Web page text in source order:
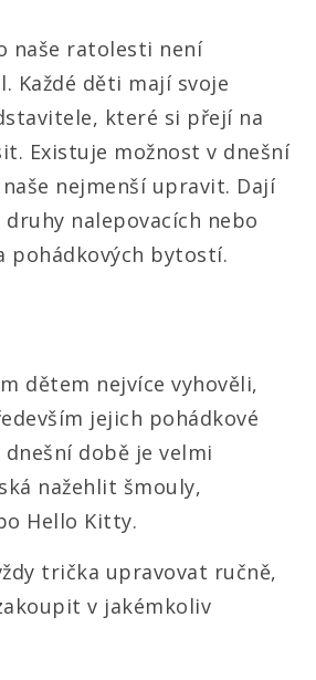
naše ratolesti není
Každé děti mají svoje
které si přejí na
Existuje možnost v dnešní
nejmenší upravit. Dají
nalepovacích nebo
pohádkových bytostí.
dětem nejvíce vyhověli,
jejich pohádkové
době je velmi
nažehlit šmouly,
Hello Kitty.
trička upravovat ručně,
v jakémkoliv